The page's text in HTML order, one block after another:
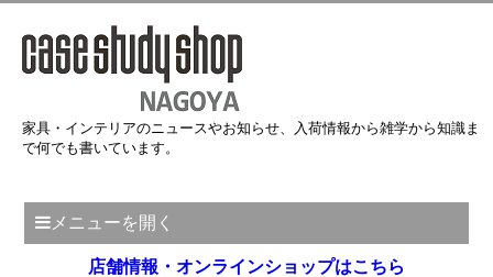
家具・インテリアのニュースやお知らせ、入荷情報から雑学から知識ま
で何でも書いています。
メニューを開く
店舗情報・オンラインショップはこちら